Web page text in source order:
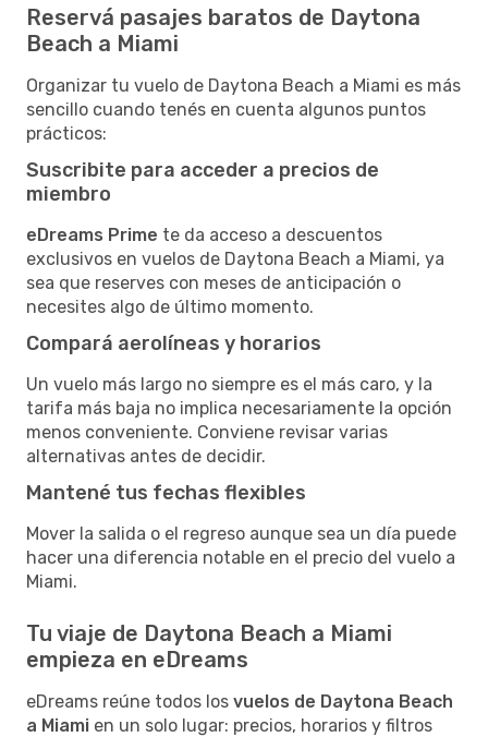
Reservá pasajes baratos de Daytona
Beach a Miami
Organizar tu vuelo de Daytona Beach a Miami es más
sencillo cuando tenés en cuenta algunos puntos
prácticos:
Suscribite para acceder a precios de
miembro
eDreams Prime te da acceso a descuentos
exclusivos en vuelos de Daytona Beach a Miami, ya
sea que reserves con meses de anticipación o
necesites algo de último momento.
Compará aerolíneas y horarios
Un vuelo más largo no siempre es el más caro, y la
tarifa más baja no implica necesariamente la opción
menos conveniente. Conviene revisar varias
alternativas antes de decidir.
Mantené tus fechas flexibles
Mover la salida o el regreso aunque sea un día puede
hacer una diferencia notable en el precio del vuelo a
Miami.
Tu viaje de Daytona Beach a Miami
empieza en eDreams
eDreams reúne todos los vuelos de Daytona Beach
a Miami en un solo lugar: precios, horarios y filtros